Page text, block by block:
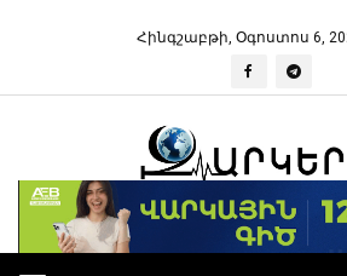
Հինգշաբթի, Օգոստոս 6,